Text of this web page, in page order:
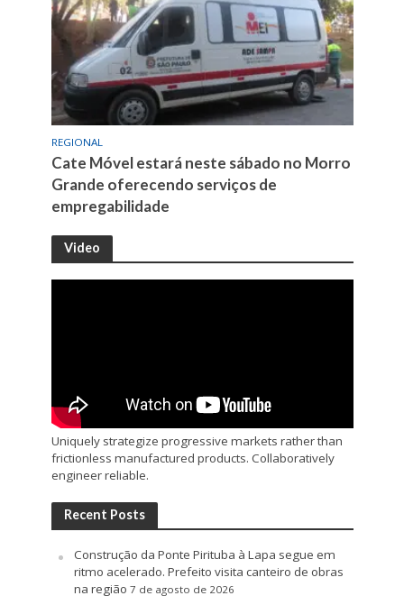
REGIONAL
Cate Móvel estará neste sábado no Morro
Grande oferecendo serviços de
empregabilidade
Video
Uniquely strategize progressive markets rather than
frictionless manufactured products. Collaboratively
engineer reliable.
Recent Posts
Construção da Ponte Pirituba à Lapa segue em
ritmo acelerado. Prefeito visita canteiro de obras
na região 7 de agosto de 2026